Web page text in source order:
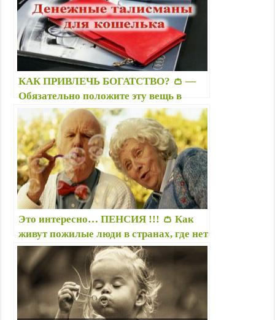
КАК ПРИВЛЕЧЬ БОГАТСТВО? 👛 —
Обязательно положите эту вещь в
кошелек! Это денежный талисман,
якорь для денег
Это интересно… ПЕНСИЯ !!! 👛 Как
живут пожилые люди в странах, где нет
пенсий?